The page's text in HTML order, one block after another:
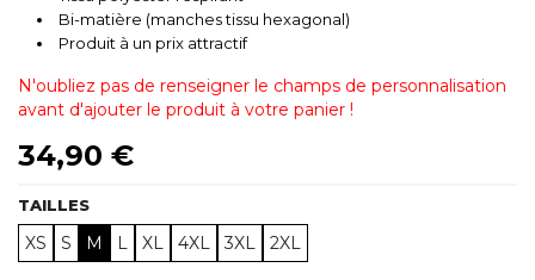
Bi-matière (manches tissu hexagonal)
Produit à un prix attractif
N'oubliez pas de renseigner le champs de personnalisation
avant d'ajouter le produit à votre panier !
34,90 €
TAILLES
XS S M L XL 4XL 3XL 2XL